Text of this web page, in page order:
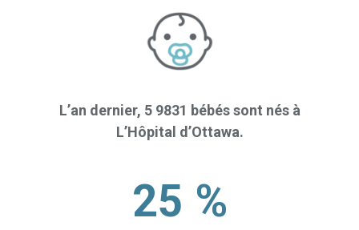
L’an dernier, 5 9831 bébés sont nés à
L’Hôpital d’Ottawa.
25 %